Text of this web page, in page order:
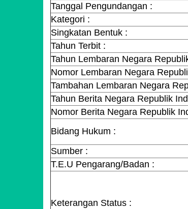
Tanggal Pengundangan :
Kategori :
Singkatan Bentuk :
Tahun Terbit :
Tahun Lembaran Negara
Nomor Lembaran Negara
Tambahan Lembaran Negara
Tahun Berita Negara Republik
Nomor Berita Negara Republik
Bidang Hukum :
Sumber :
T.E.U Pengarang/Badan :
Keterangan Status :